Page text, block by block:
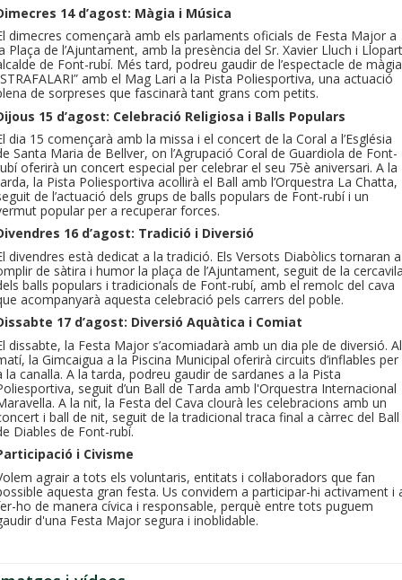
14 d’agost: Màgia i Música
dimecres començarà amb els parlaments oficials de Festa Major a
Plaça de l’Ajuntament, amb la presència del Sr. Xavier Lluch i
de Font-rubí. Més tard, podreu gaudir de l’espectacle de màgia
amb el Mag Lari a la Pista Poliesportiva, una actuació
de sorpreses que fascinarà tant grans com petits.
15 d’agost: Celebració Religiosa i Balls Populars
dia 15 començarà amb la missa i el concert de la Coral a l’Església
Santa Maria de Bellver, on l’Agrupació Coral de Guardiola de Font-
oferirà un concert especial per celebrar el seu 75è aniversari. A la
la Pista Poliesportiva acollirà el Ball amb l’Orquestra La Chatta,
de l’actuació dels grups de balls populars de Font-rubí i un
popular per a recuperar forces.
16 d’agost: Tradició i Diversió
divendres està dedicat a la tradició. Els Versots Diabòlics tornaran a
de sàtira i humor la plaça de l’Ajuntament, seguit de la
balls populars i tradicionals de Font-rubí, amb el remolc del cava
acompanyarà aquesta celebració pels carrers del poble.
17 d’agost: Diversió Aquàtica i Comiat
dissabte, la Festa Major s’acomiadarà amb un dia ple de diversió. Al
la Gimcaigua a la Piscina Municipal oferirà circuits d’inflables per
la canalla. A la tarda, podreu gaudir de sardanes a la Pista
seguit d’un Ball de Tarda amb l'Orquestra Internacional
A la nit, la Festa del Cava clourà les celebracions amb un
i ball de nit, seguit de la tradicional traca final a càrrec del Ball
Diables de Font-rubí.
i Civisme
agrair a tots els voluntaris, entitats i col·laboradors que fan
aquesta gran festa. Us convidem a participar-hi activament i
ho de manera cívica i responsable, perquè entre tots puguem
d'una Festa Major segura i inoblidable.